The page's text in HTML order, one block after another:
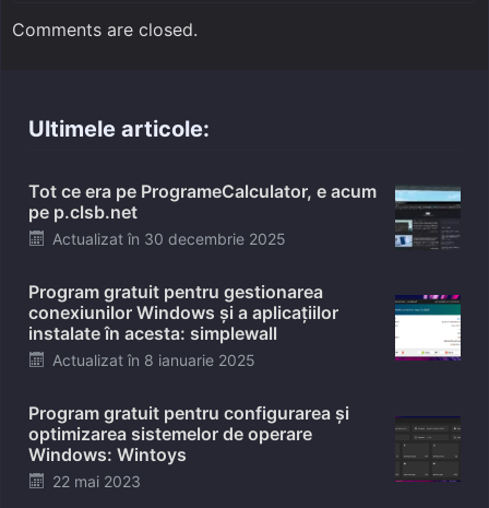
Comments are closed.
Ultimele articole:
Tot ce era pe ProgrameCalculator, e acum
pe p.clsb.net
Posted
Actualizat în 30 decembrie 2025
Program gratuit pentru gestionarea
conexiunilor Windows și a aplicațiilor
instalate în acesta: simplewall
Posted
Actualizat în 8 ianuarie 2025
Program gratuit pentru configurarea și
optimizarea sistemelor de operare
Windows: Wintoys
Posted
22 mai 2023